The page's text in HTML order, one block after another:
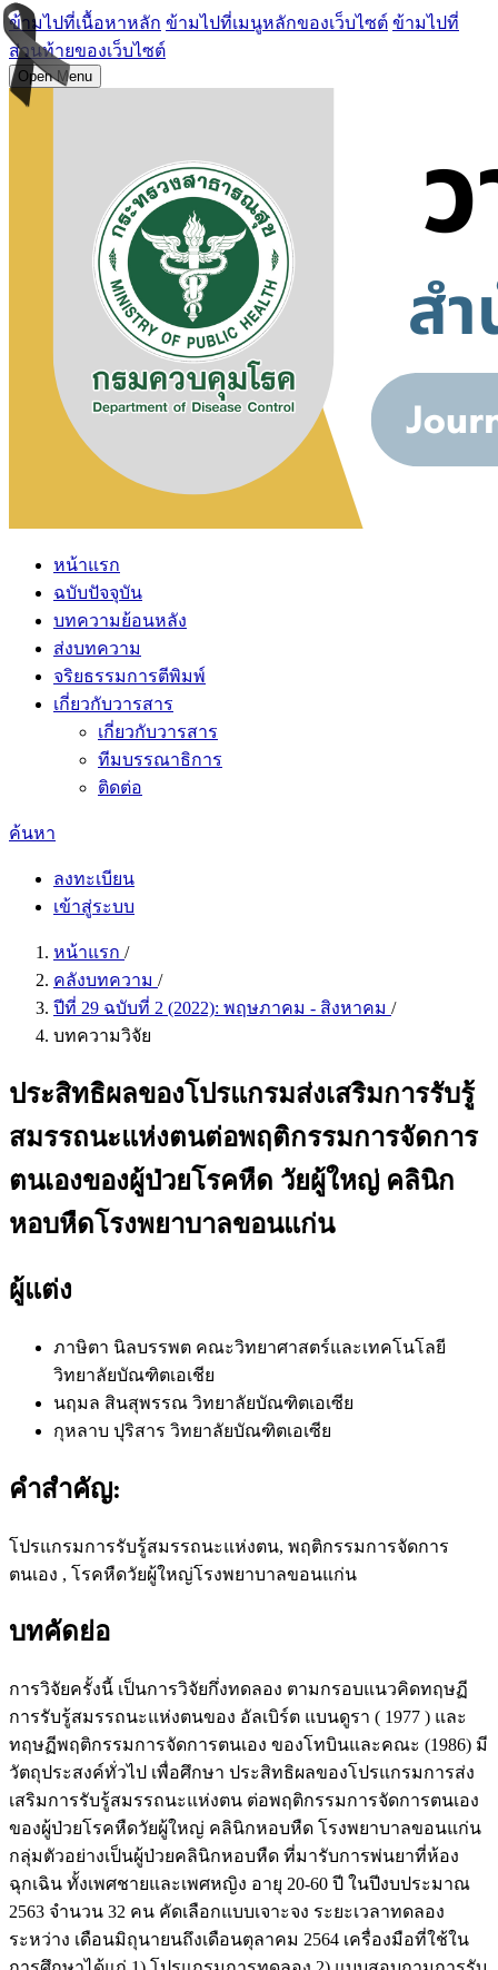
ข้ามไปที่เนื้อหาหลัก ข้ามไปที่เมนูหลักของเว็บไซต์ ข้ามไปที่
ส่วนท้ายของเว็บไซต์
Open Menu
หน้าแรก
ฉบับปัจจุบัน
บทความย้อนหลัง
ส่งบทความ
จริยธรรมการตีพิมพ์
เกี่ยวกับวารสาร
เกี่ยวกับวารสาร
ทีมบรรณาธิการ
ติดต่อ
ค้นหา
ลงทะเบียน
เข้าสู่ระบบ
หน้าแรก /
คลังบทความ /
ปีที่ 29 ฉบับที่ 2 (2022): พฤษภาคม - สิงหาคม /
บทความวิจัย
ประสิทธิผลของโปรแกรมส่งเสริมการรับรู้
สมรรถนะแห่งตนต่อพฤติกรรมการจัดการ
ตนเองของผู้ป่วยโรคหืด วัยผู้ใหญ่ คลินิก
หอบหืดโรงพยาบาลขอนแก่น
ผู้แต่ง
ภาษิตา นิลบรรพต คณะวิทยาศาสตร์และเทคโนโลยี
วิทยาลัยบัณฑิตเอเชีย
นฤมล สินสุพรรณ วิทยาลัยบัณฑิตเอเซีย
กุหลาบ ปุริสาร วิทยาลัยบัณฑิตเอเซีย
คำสำคัญ:
โปรแกรมการรับรู้สมรรถนะแห่งตน, พฤติกรรมการจัดการ
ตนเอง , โรคหืดวัยผู้ใหญ่โรงพยาบาลขอนแก่น
บทคัดย่อ
การวิจัยครั้งนี้ เป็นการวิจัยกึ่งทดลอง ตามกรอบแนวคิดทฤษฏี
การรับรู้สมรรถนะแห่งตนของ อัลเบิร์ต แบนดูรา ( 1977 ) และ
ทฤษฏีพฤติกรรมการจัดการตนเอง ของโทบินและคณะ (1986) มี
วัตถุประสงค์ทั่วไป เพื่อศึกษา ประสิทธิผลของโปรแกรมการส่ง
เสริมการรับรู้สมรรถนะแห่งตน ต่อพฤติกรรมการจัดการตนเอง
ของผู้ป่วยโรคหืดวัยผู้ใหญ่ คลินิกหอบหืด โรงพยาบาลขอนแก่น
กลุ่มตัวอย่างเป็นผู้ป่วยคลินิกหอบหืด ที่มารับการพ่นยาที่ห้อง
ฉุกเฉิน ทั้งเพศชายและเพศหญิง อายุ 20-60 ปี ในปีงบประมาณ
2563 จำนวน 32 คน คัดเลือกแบบเจาะจง ระยะเวลาทดลอง
ระหว่าง เดือนมิถุนายนถึงเดือนตุลาคม 2564 เครื่องมือที่ใช้ใน